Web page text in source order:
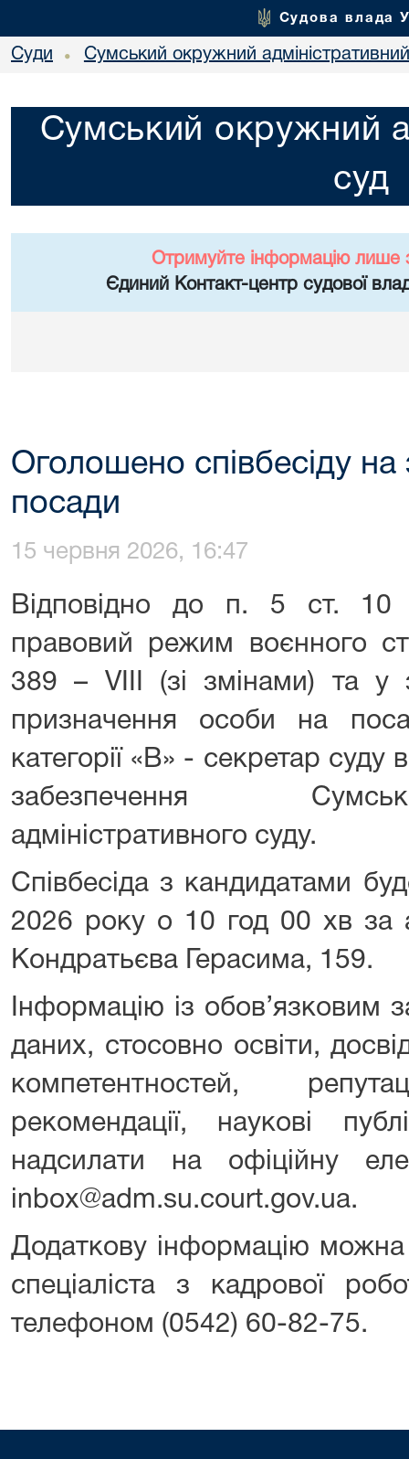
Судова влада
Суди • Сумський окружний
Сумський окружний
суд
Отримуйте інформацію лише
Єдиний Контакт-центр судової
Оголошено співбесіду на
посади
15 червня 2026, 16:47
Відповідно до п. 5 ст. 10
правовий режим воєнного
389 – VIII (зі змінами) та у
призначення особи на
категорії «В» - секретар суду
забезпечення
адміністративного суду.
Співбесіда з кандидатами
2026 року о 10 год 00 хв
Кондратьєва Герасима, 159.
Інформацію із обов’язковим
даних, стосовно освіти,
компетентностей,
рекомендації, наукові
надсилати на офіційну
inbox@adm.su.court.gov.ua.
Додаткову інформацію можна
спеціаліста з кадрової
телефоном (0542) 60-82-75.